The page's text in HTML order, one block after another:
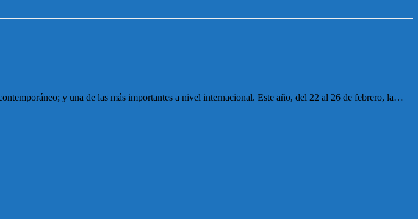
y una de las más importantes a nivel internacional. Este año, del 22 al 26 de febrero, la…